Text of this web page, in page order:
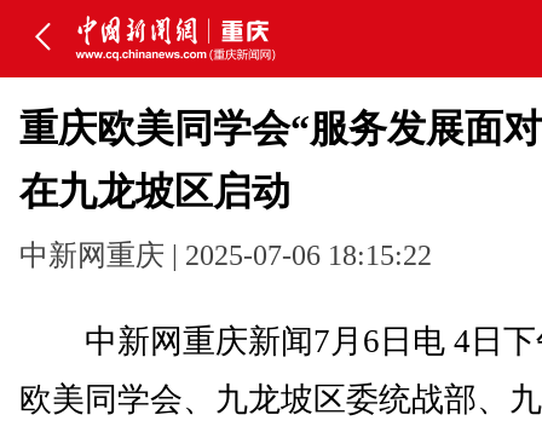
重庆欧美同学会“服务发展面
在九龙坡区启动
中新网重庆 | 2025-07-06 18:15:22
中新网重庆新闻7月6日电 4日下
欧美同学会、九龙坡区委统战部、